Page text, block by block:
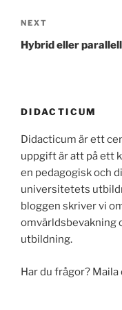
Next
Post
NEXT
Hybrid eller
DIDACTICUM
Didacticum är ett
uppgift är att på ett
en pedagogisk och
universitetets
bloggen skriver vi
omvärldsbevakning
utbildning.
Har du frågor?